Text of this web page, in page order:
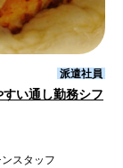
派遣社員
い通し勤務シフ
スタッフ